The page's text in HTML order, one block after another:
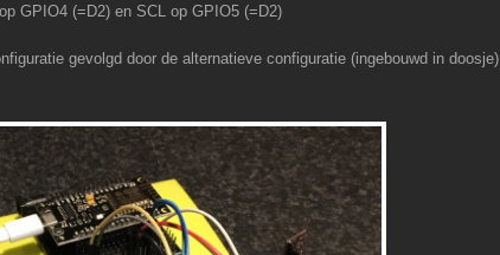
GPIO4 (=D2) en SCL op GPIO5 (=D2)
gevolgd door de alternatieve configuratie (ingebouwd in doosje)